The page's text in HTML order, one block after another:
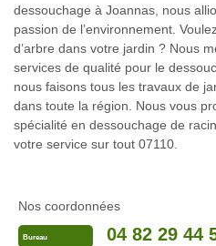
dessouchage à Joannas, nous
passion de l’environnement.
d’arbre dans votre jardin ? Nous
services de qualité pour le
nous faisons tous les travaux de
dans toute la région. Nous vous
spécialité en dessouchage de
votre service sur tout 07110.
Nos coordonnées
Bureau 04 82 29 44